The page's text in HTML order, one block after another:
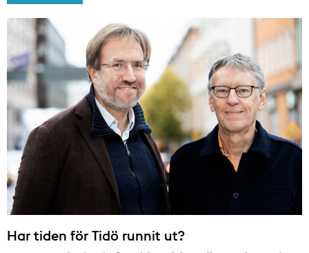
Har tiden för Tidö runnit ut?